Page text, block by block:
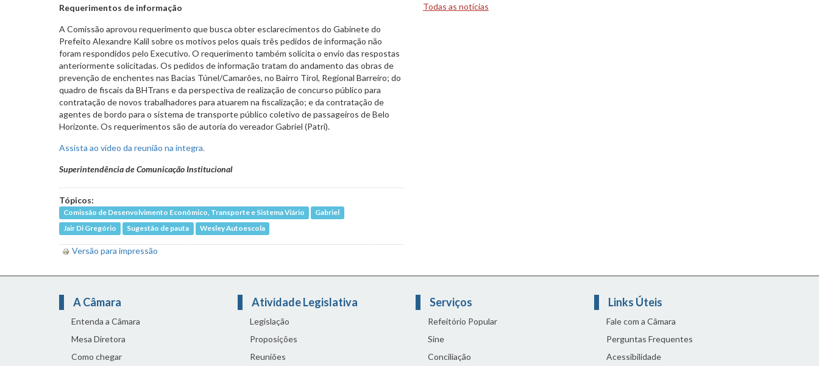
Requerimentos de informação
A Comissão aprovou requerimento que busca obter esclarecimentos do Gabinete do
Prefeito Alexandre Kalil sobre os motivos pelos quais três pedidos de informação não
foram respondidos pelo Executivo. O requerimento também solicita o envio das respostas
anteriormente solicitadas. Os pedidos de informação tratam do andamento das obras de
prevenção de enchentes nas Bacias Túnel/Camarões, no Bairro Tirol, Regional Barreiro; do
quadro de fiscais da BHTrans e da perspectiva de realização de concurso público para
contratação de novos trabalhadores para atuarem na fiscalização; e da contratação de
agentes de bordo para o sistema de transporte público coletivo de passageiros de Belo
Horizonte. Os requerimentos são de autoria do vereador Gabriel (Patri).
Assista ao vídeo da reunião na íntegra.
Superintendência de Comunicação Institucional
Tópicos:
Comissão de Desenvolvimento Econômico, Transporte e Sistema Viário
Gabriel
Jair Di Gregório
Sugestão de pauta Wesley Autoescola
Versão para impressão
Todas as notícias
A Câmara
Entenda a Câmara
Mesa Diretora
Como chegar
Atividade Legislativa
Legislação
Proposições
Reuniões
Serviços
Refeitório Popular
Sine
Conciliação
Links Úteis
Fale com a Câmara
Perguntas Frequentes
Acessibilidade